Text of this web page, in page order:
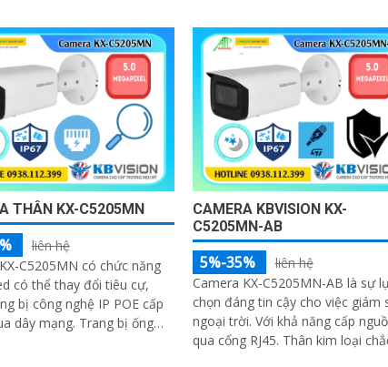
THÂN KX-C5205MN
liên hệ
C5205MN có chức năng
có thể thay đổi tiêu cự,
bị công nghệ IP POE cấp
mạng. Trang bị ống
CAMERA KBVISION KX-
C5205MN-AB
5%-35%
liên hệ
Camera KX-C5205MN-AB là sự
chọn đáng tin cậy cho việc giám
ngoại trời. Với khả năng cấp nguồn
qua cổng RJ45. Thân kim loại chắc